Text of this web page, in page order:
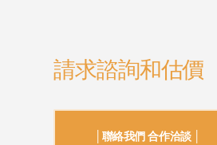
請求諮詢和估價
│聯絡我們 合作洽談 │